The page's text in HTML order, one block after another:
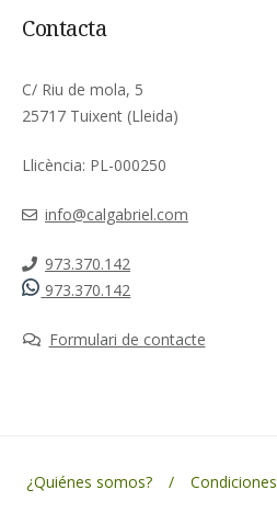
Contacta
C/ Riu de mola, 5
25717 Tuixent (Lleida)
Llicència: PL-000250
info@calgabriel.com
973.370.142
973.370.142
Formulari de contacte
¿Quiénes somos? Condiciones